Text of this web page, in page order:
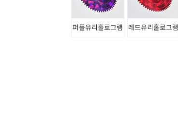
퍼플유리홀로그램 레드유리홀로그램